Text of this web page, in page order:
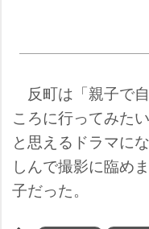
反町は「親子で
ころに行ってみた
と思えるドラマに
しんで撮影に臨め
子だった。